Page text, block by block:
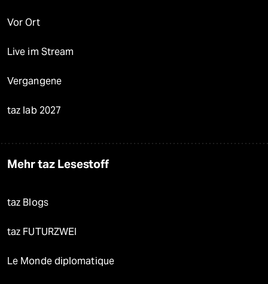
Vor Ort
Live im Stream
Vergangene
taz lab 2027
Mehr taz Lesestoff
taz Blogs
taz FUTURZWEI
Le Monde diplomatique